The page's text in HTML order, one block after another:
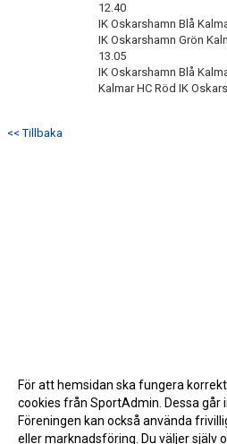
12.40
IK Oskarshamn Blå
IK Oskarshamn Grön
13.05
IK Oskarshamn Blå
Kalmar HC Röd IK
<< Tillbaka
För att hemsidan ska fungera
cookies från SportAdmin. Dessa går
Föreningen kan också använda
eller marknadsföring. Du väljer själv